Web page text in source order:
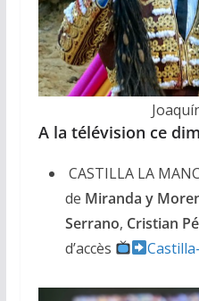
A la télévision ce
CASTILLA LA
de Miranda y
Serrano, Cristian
d’accès